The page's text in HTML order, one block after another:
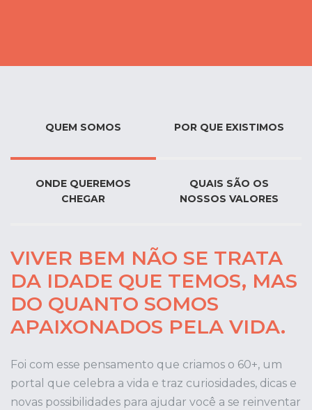
QUEM SOMOS POR QUE EXISTIMOS
ONDE QUEREMOS
CHEGAR
QUAIS SÃO OS
NOSSOS VALORES
VIVER BEM NÃO SE TRATA
DA IDADE QUE TEMOS, MAS
DO QUANTO SOMOS
APAIXONADOS PELA VIDA.
Foi com esse pensamento que criamos o 60+, um
portal que celebra a vida e traz curiosidades, dicas e
novas possibilidades para ajudar você a se reinventar